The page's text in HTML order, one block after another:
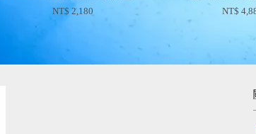
NT$ 2,180 NT$